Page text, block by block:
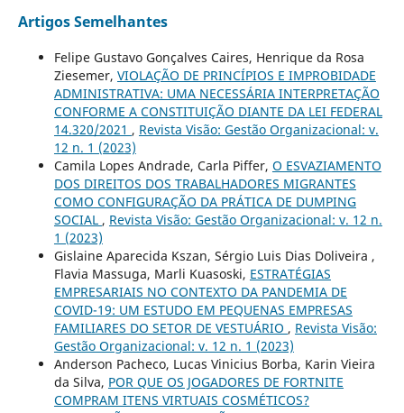
Artigos Semelhantes
Felipe Gustavo Gonçalves Caires, Henrique da Rosa
Ziesemer, VIOLAÇÃO DE PRINCÍPIOS E IMPROBIDADE
ADMINISTRATIVA: UMA NECESSÁRIA INTERPRETAÇÃO
CONFORME A CONSTITUIÇÃO DIANTE DA LEI FEDERAL
14.320/2021 , Revista Visão: Gestão Organizacional: v.
12 n. 1 (2023)
Camila Lopes Andrade, Carla Piffer, O ESVAZIAMENTO
DOS DIREITOS DOS TRABALHADORES MIGRANTES
COMO CONFIGURAÇÃO DA PRÁTICA DE DUMPING
SOCIAL , Revista Visão: Gestão Organizacional: v. 12 n.
1 (2023)
Gislaine Aparecida Kszan, Sérgio Luis Dias Doliveira ,
Flavia Massuga, Marli Kuasoski, ESTRATÉGIAS
EMPRESARIAIS NO CONTEXTO DA PANDEMIA DE
COVID-19: UM ESTUDO EM PEQUENAS EMPRESAS
FAMILIARES DO SETOR DE VESTUÁRIO , Revista Visão:
Gestão Organizacional: v. 12 n. 1 (2023)
Anderson Pacheco, Lucas Vinicius Borba, Karin Vieira
da Silva, POR QUE OS JOGADORES DE FORTNITE
COMPRAM ITENS VIRTUAIS COSMÉTICOS?